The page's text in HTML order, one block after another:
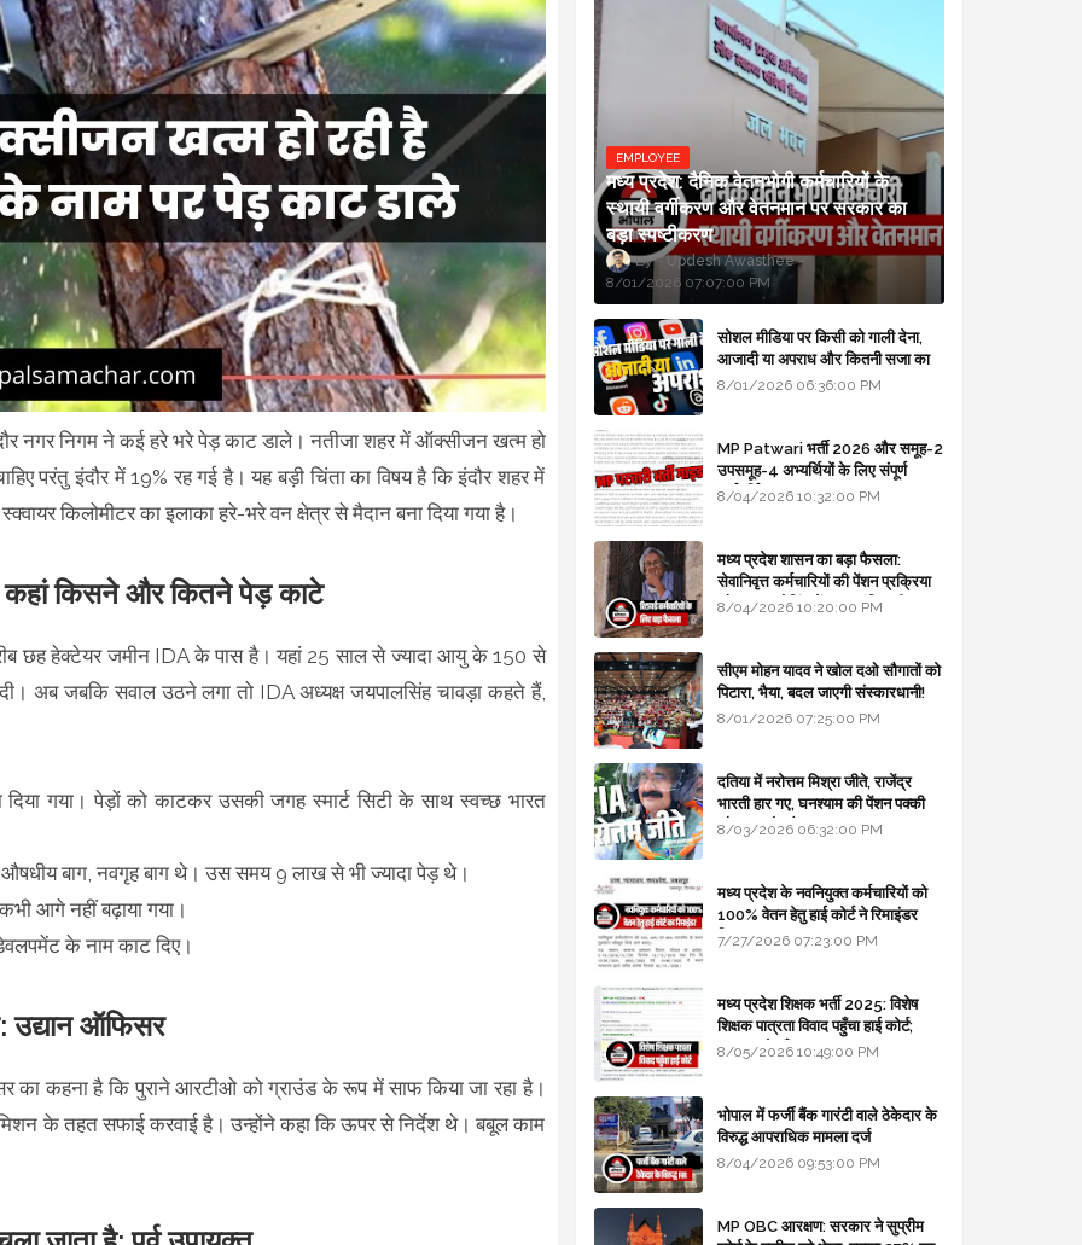
नगर निगम ने कई हरे भरे पेड़ काट डाले। नतीजा शहर में ऑक्सीजन खत्म हो
परंतु इंदौर में 19% रह गई है। यह बड़ी चिंता का विषय है कि इंदौर शहर में
किलोमीटर का इलाका हरे-भरे वन क्षेत्र से मैदान बना दिया गया है।
किसने और कितने पेड़ काटे
छह हेक्टेयर जमीन IDA के पास है। यहां 25 साल से ज्यादा आयु के 150 से
अब जबकि सवाल उठने लगा तो IDA अध्यक्ष जयपालसिंह चावड़ा कहते हैं,
गया। पेड़ों को काटकर उसकी जगह स्मार्ट सिटी के साथ स्वच्छ भारत
औषधीय बाग, नवगृह बाग थे। उस समय 9 लाख से भी ज्यादा पेड़ थे।
आगे नहीं बढ़ाया गया।
के नाम काट दिए।
उद्यान ऑफिसर
का कहना है कि पुराने आरटीओ को ग्राउंड के रूप में साफ किया जा रहा है।
के तहत सफाई करवाई है। उन्होंने कहा कि ऊपर से निर्देश थे। बबूल काम
EMPLOYEE
मध्य प्रदेश: दैनिक वेतनभोगी कर्मचारियों के
स्थायी वर्गीकरण और वेतनमान पर सरकार का
बड़ा स्पष्टीकरण
Updesh Awasthee
8/01/2026 07:07:00 PM
सोशल मीडिया पर किसी को गाली देना,
आजादी या अपराध और कितनी सजा का
प्रावधान - free legal advice
8/01/2026 06:36:00 PM
MP Patwari भर्ती 2026 और समूह-2
उपसमूह-4 अभ्यर्थियों के लिए संपूर्ण
मार्गदर्शिका
8/04/2026 10:32:00 PM
मध्य प्रदेश शासन का बड़ा फैसला:
सेवानिवृत्त कर्मचारियों की पेंशन प्रक्रिया
और बजट कोडिंग में हुए क्रांतिकारी
8/04/2026 10:20:00 PM
सीएम मोहन यादव ने खोल दओ सौगातों को
पिटारा, भैया, बदल जाएगी संस्कारधानी!
8/01/2026 07:25:00 PM
दतिया में नरोत्तम मिश्रा जीते, राजेंद्र
भारती हार गए, घनश्याम की पेंशन पक्की
और आशुतोष बैक टू...
8/03/2026 06:32:00 PM
मध्य प्रदेश के नवनियुक्त कर्मचारियों को
100% वेतन हेतु हाई कोर्ट ने रिमाइंडर
लिखा
7/27/2026 07:23:00 PM
मध्य प्रदेश शिक्षक भर्ती 2025: विशेष
शिक्षक पात्रता विवाद पहुँचा हाई कोर्ट;
सरकार से माँगा जवाब
8/05/2026 10:49:00 PM
भोपाल में फर्जी बैंक गारंटी वाले ठेकेदार के
विरुद्ध आपराधिक मामला दर्ज
8/04/2026 09:53:00 PM
MP OBC आरक्षण: सरकार ने सुप्रीम